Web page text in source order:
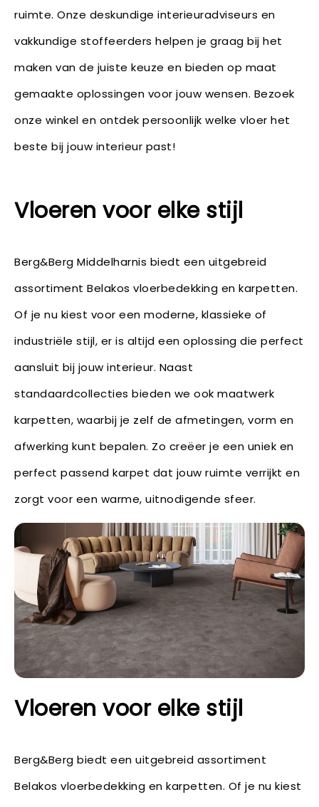
ruimte. Onze deskundige interieuradviseurs en
vakkundige stoffeerders helpen je graag bij het
maken van de juiste keuze en bieden op maat
gemaakte oplossingen voor jouw wensen. Bezoek
onze winkel en ontdek persoonlijk welke vloer het
beste bij jouw interieur past!
Vloeren voor elke stijl
Berg&Berg Middelharnis biedt een uitgebreid
assortiment Belakos vloerbedekking en karpetten.
Of je nu kiest voor een moderne, klassieke of
industriële stijl, er is altijd een oplossing die perfect
aansluit bij jouw interieur. Naast
standaardcollecties bieden we ook maatwerk
karpetten, waarbij je zelf de afmetingen, vorm en
afwerking kunt bepalen. Zo creëer je een uniek en
perfect passend karpet dat jouw ruimte verrijkt en
zorgt voor een warme, uitnodigende sfeer.
Vloeren voor elke stijl
Berg&Berg biedt een uitgebreid assortiment
Belakos vloerbedekking en karpetten. Of je nu kiest